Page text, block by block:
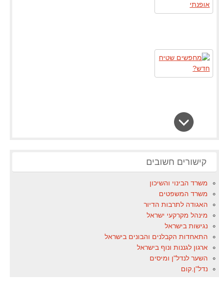
קישורים חשובים
משרד הבינוי והשיכון
משרד המשפטים
האגודה לתרבות הדיור
מינהל מקרקעי ישראל
נגישות בישראל
התאחדות הקבלנים והבונים בישראל
ארגון לגננות ונוף בישראל
השער לנדל"ן ומיסים
נדל"ן.קום